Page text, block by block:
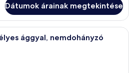
Dátumok árainak megtekintése
Egy modern szállodai szoba,
ággyal, nemdohányzó